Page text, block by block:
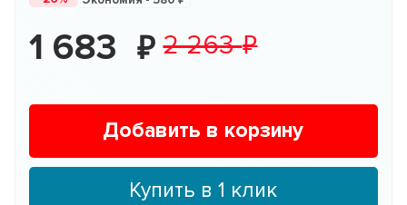
1 683 2 263
Добавить в корзину
Купить в 1 клик